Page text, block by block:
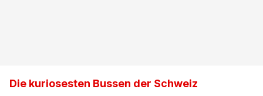
Die kuriosesten Bussen der Schweiz